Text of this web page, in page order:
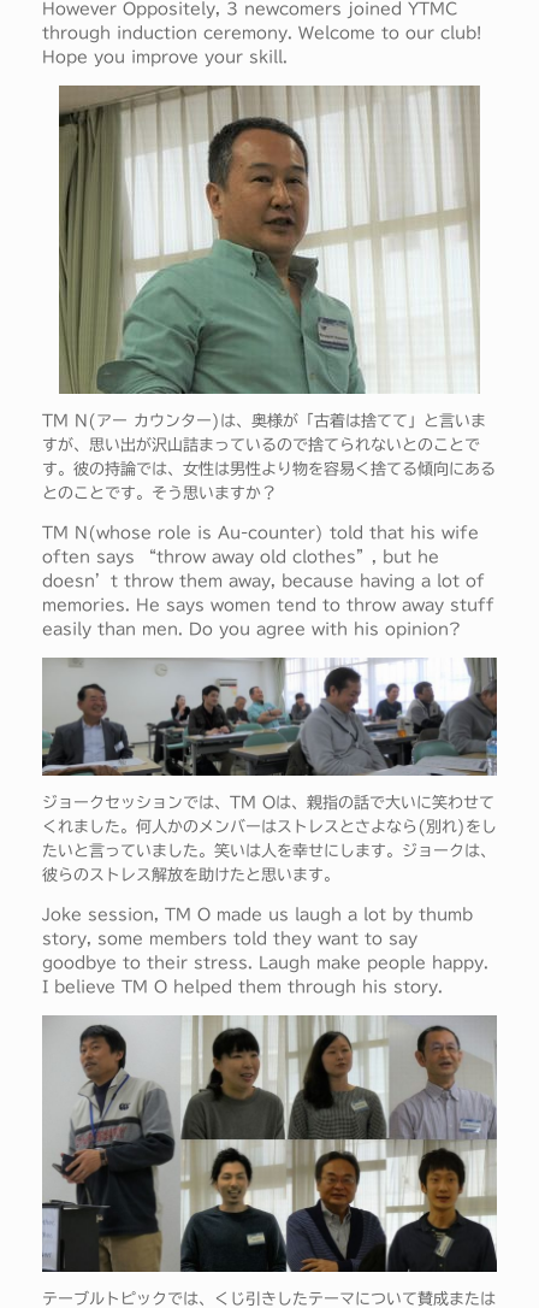
However Oppositely, 3 newcomers joined YTMC
through induction ceremony. Welcome to our club!
Hope you improve your skill.
TM N(アー カウンター)は、奥様が「古着は捨てて」と言いま
すが、思い出が沢山詰まっているので捨てられないとのことで
す。彼の持論では、女性は男性より物を容易く捨てる傾向にある
とのことです。そう思いますか？
TM N(whose role is Au-counter) told that his wife
often says “throw away old clothes”, but he
doesn’t throw them away, because having a lot of
memories. He says women tend to throw away stuff
easily than men. Do you agree with his opinion?
ジョークセッションでは、TM Oは、親指の話で大いに笑わせて
くれました。何人かのメンバーはストレスとさよなら(別れ)をし
たいと言っていました。笑いは人を幸せにします。ジョークは、
彼らのストレス解放を助けたと思います。
Joke session, TM O made us laugh a lot by thumb
story, some members told they want to say
goodbye to their stress. Laugh make people happy.
I believe TM O helped them through his story.
テーブルトピックでは、くじ引きしたテーマについて賛成または